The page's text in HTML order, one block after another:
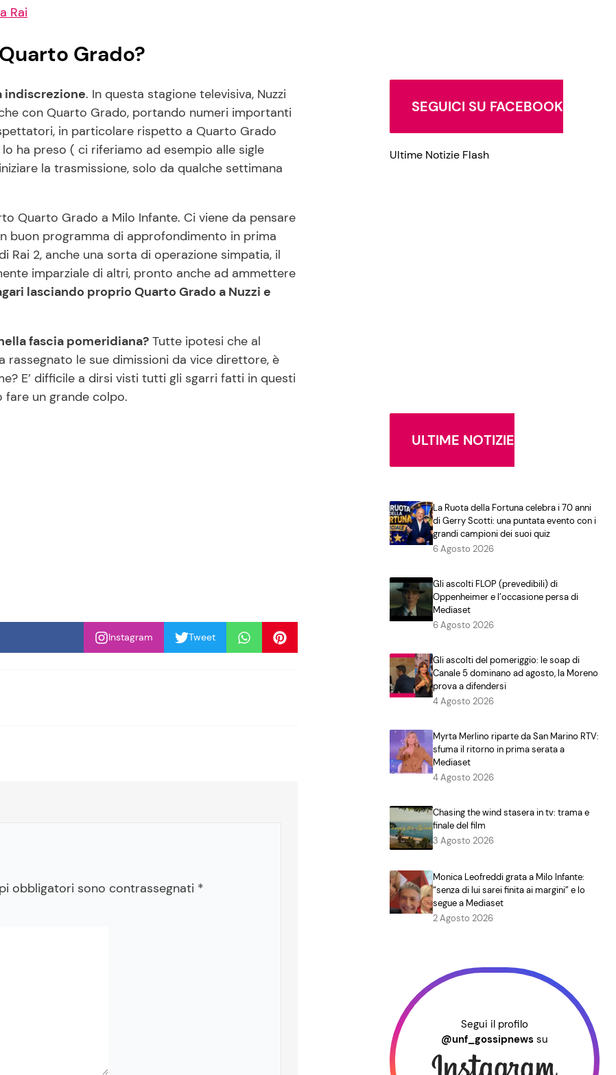
Rai
Grado?
indiscrezione. In questa stagione televisiva, Nuzzi
con Quarto Grado, portando numeri importanti
in particolare rispetto a Quarto Grado
ha preso ( ci riferiamo ad esempio alle sigle
la trasmissione, solo da qualche settimana
Quarto Grado a Milo Infante. Ci viene da pensare
buon programma di approfondimento in prima
2, anche una sorta di operazione simpatia, il
imparziale di altri, pronto anche ad ammettere
lasciando proprio Quarto Grado a Nuzzi e
fascia pomeridiana? Tutte ipotesi che al
rassegnato le sue dimissioni da vice direttore, è
E’ difficile a dirsi visti tutti gli sgarri fatti in questi
fare un grande colpo.
Instagram Tweet
obbligatori sono contrassegnati *
SEGUICI SU FACEBOOK
Ultime Notizie Flash
ULTIME NOTIZIE
La Ruota della Fortuna celebra i 70 anni
di Gerry Scotti: una puntata evento con i
grandi campioni dei suoi quiz
6 Agosto 2026
Gli ascolti FLOP (prevedibili) di
Oppenheimer e l’occasione persa di
Mediaset
6 Agosto 2026
Gli ascolti del pomeriggio: le soap di
Canale 5 dominano ad agosto, la Moreno
prova a difendersi
4 Agosto 2026
Myrta Merlino riparte da San Marino RTV:
sfuma il ritorno in prima serata a
Mediaset
4 Agosto 2026
Chasing the wind stasera in tv: trama e
finale del film
3 Agosto 2026
Monica Leofreddi grata a Milo Infante:
“senza di lui sarei finita ai margini” e lo
segue a Mediaset
2 Agosto 2026
Segui il profilo
@unf_gossipnews su